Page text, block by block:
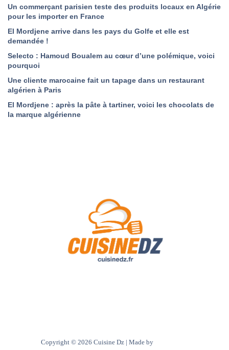
Un commerçant parisien teste des produits locaux en Algérie
pour les importer en France
El Mordjene arrive dans les pays du Golfe et elle est
demandée !
Selecto : Hamoud Boualem au cœur d’une polémique, voici
pourquoi
Une cliente marocaine fait un tapage dans un restaurant
algérien à Paris
El Mordjene : après la pâte à tartiner, voici les chocolats de
la marque algérienne
Copyright © 2026 Cuisine Dz | Made by